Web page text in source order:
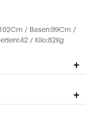
/ Basen:99Cm /
/ Kilo:82Kg